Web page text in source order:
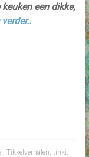
een dikke,
Tikkelverhalen tinki